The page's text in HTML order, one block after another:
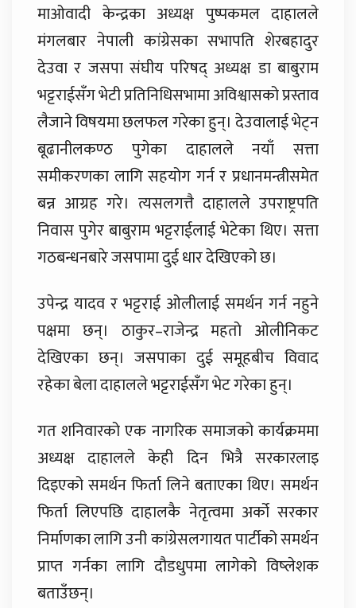
माओवादी केन्द्रका अध्यक्ष पुष्पकमल दाहालले
मंगलबार नेपाली कांग्रेसका सभापति शेरबहादुर
देउवा र जसपा संघीय परिषद् अध्यक्ष डा बाबुराम
भट्टराईसँग भेटी प्रतिनिधिसभामा अविश्वासको प्रस्ताव
लैजाने विषयमा छलफल गरेका हुन्। देउवालाई भेट्न
बूढानीलकण्ठ पुगेका दाहालले नयाँ सत्ता
समीकरणका लागि सहयोग गर्न र प्रधानमन्त्रीसमेत
बन्न आग्रह गरे। त्यसलगत्तै दाहालले उपराष्ट्रपति
निवास पुगेर बाबुराम भट्टराईलाई भेटेका थिए। सत्ता
गठबन्धनबारे जसपामा दुई धार देखिएको छ।
उपेन्द्र यादव र भट्टराई ओलीलाई समर्थन गर्न नहुने
पक्षमा छन्। ठाकुर–राजेन्द्र महतो ओलीनिकट
देखिएका छन्। जसपाका दुई समूहबीच विवाद
रहेका बेला दाहालले भट्टराईसँग भेट गरेका हुन्।
गत शनिवारको एक नागरिक समाजको कार्यक्रममा
अध्यक्ष दाहालले केही दिन भित्रै सरकारलाइ
दिइएको समर्थन फिर्ता लिने बताएका थिए। समर्थन
फिर्ता लिएपछि दाहालकै नेतृत्वमा अर्को सरकार
निर्माणका लागि उनी कांग्रेसलगायत पार्टीको समर्थन
प्राप्त गर्नका लागि दौडधुपमा लागेको विष्लेशक
बताउँछन्।